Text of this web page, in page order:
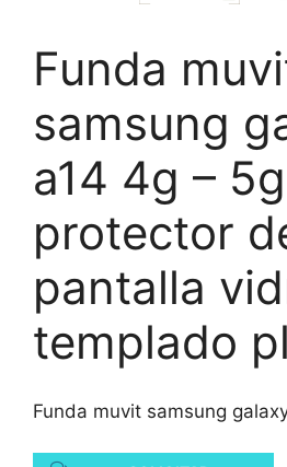
Funda
samsung
a14 4g –
protector
pantalla
templado
Funda muvit samsung